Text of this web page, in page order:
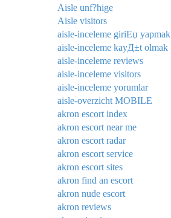
Aisle unf?hige
Aisle visitors
aisle-inceleme giriЕџ yapmak
aisle-inceleme kayД±t olmak
aisle-inceleme reviews
aisle-inceleme visitors
aisle-inceleme yorumlar
aisle-overzicht MOBILE
akron escort index
akron escort near me
akron escort radar
akron escort service
akron escort sites
akron find an escort
akron nude escort
akron reviews